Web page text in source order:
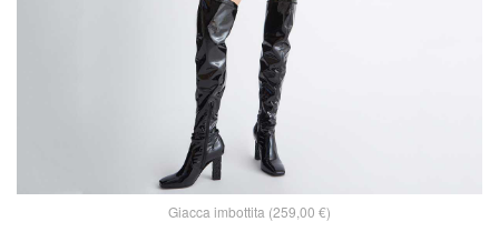
Giacca imbottita (259,00 €)